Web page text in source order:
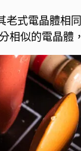
式電晶體相
相似的電晶體